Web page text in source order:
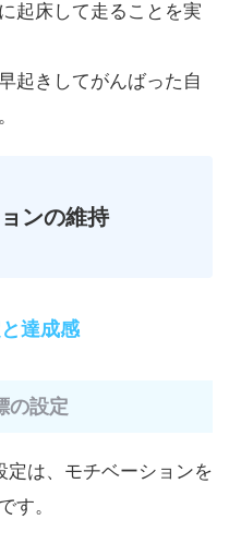
起床して走ることを実
起きしてがんばった自
ンの維持
達成感
の設定
は、モチベーションを
す。